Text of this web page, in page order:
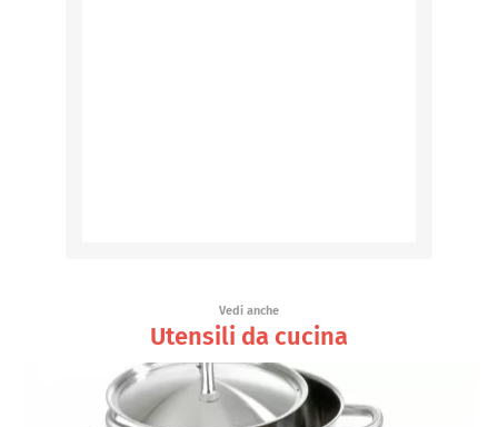
Vedi anche
Utensili da cucina